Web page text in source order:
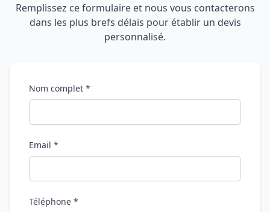
Remplissez ce formulaire et nous vous contacterons
dans les plus brefs délais pour établir un devis
personnalisé.
Nom complet *
Email *
Téléphone *